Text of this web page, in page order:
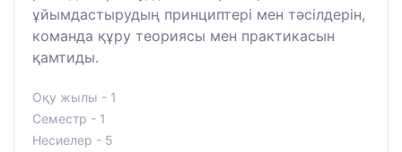
ұйымдастырудың принциптері мен тәсілдерін,
команда құру теориясы мен практикасын
қамтиды.
Оқу жылы - 1
Семестр - 1
Несиелер - 5